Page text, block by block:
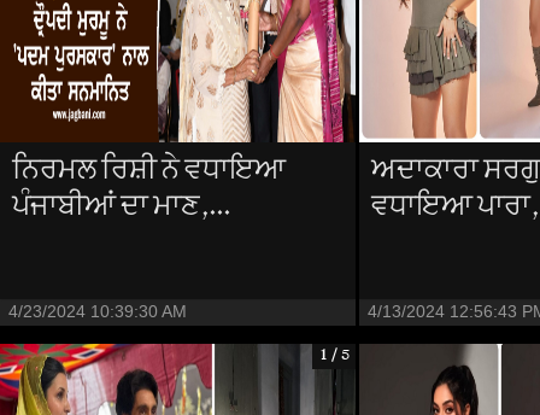
ਨਿਰਮਲ ਰਿਸ਼ੀ ਨੇ ਵਧਾਇਆ
ਪੰਜਾਬੀਆਂ ਦਾ ਮਾਣ,...
4/23/2024 10:39:30 AM
ਅਦਾਕਾਰਾ
ਵਧਾਇਆ
4/13/2024 12:56:43
1 / 5